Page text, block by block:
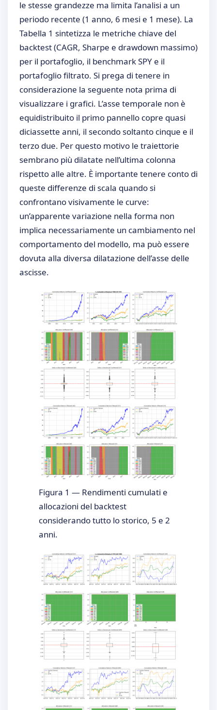
le stesse grandezze ma limita l’analisi a un
periodo recente (1 anno, 6 mesi e 1 mese). La
Tabella 1 sintetizza le metriche chiave del
backtest (CAGR, Sharpe e drawdown massimo)
per il portafoglio, il benchmark SPY e il
portafoglio filtrato. Si prega di tenere in
considerazione la seguente nota prima di
visualizzare i grafici. L’asse temporale non è
equidistribuito il primo pannello copre quasi
diciassette anni, il secondo soltanto cinque e il
terzo due. Per questo motivo le traiettorie
sembrano più dilatate nell’ultima colonna
rispetto alle altre. È importante tenere conto di
queste differenze di scala quando si
confrontano visivamente le curve:
un’apparente variazione nella forma non
implica necessariamente un cambiamento nel
comportamento del modello, ma può essere
dovuta alla diversa dilatazione dell’asse delle
ascisse.
Figura 1 — Rendimenti cumulati e
allocazioni del backtest
considerando tutto lo storico, 5 e 2
anni.